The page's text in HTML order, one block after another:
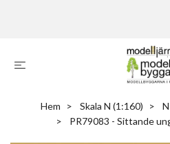
Hem Skala N (1:160)
PR79083 - Sittande